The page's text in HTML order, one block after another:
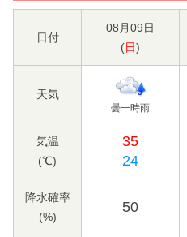
日付
08月09日
(日)
天気
曇一時雨
気温
(℃)
35
24
降水確率
(%)
50